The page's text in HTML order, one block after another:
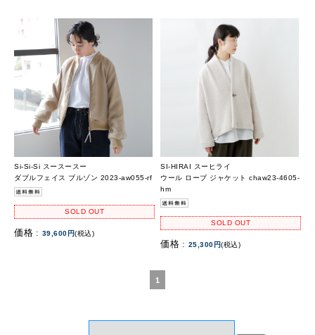
Si-Si-Si スースースー
ダブルフェイス ブルゾン 2023-aw055-rf
SOLD OUT
価格 : 39,600円(税込)
SI-HIRAI スーヒライ
ウール ローブ ジャケット chaw23-4605-
hm
SOLD OUT
価格 : 25,300円(税込)
1